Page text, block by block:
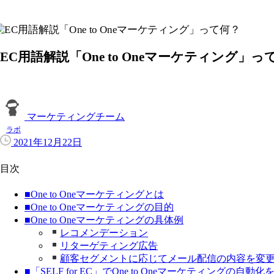
EC用語解説「One to Oneマーケティング」っ
マーケティングチーム
ラボ
2021年12月22日
目次
■One to Oneマーケティングとは
■One to Oneマーケティングの目的
■One to Oneマーケティングの具体例
レコメンデーション
リターゲティング広告
顧客セグメントに応じてメール配信の内容を変
■「SELF for EC」でOne to Oneマーケティングの自動化を